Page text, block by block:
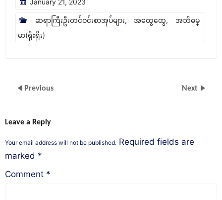
ဆရာကြီးဦးတင်ဝင်းစာအုပ်များ, အထွေထွေ, အဘိဓမ္
မာ(ရိုးရိုး)
Previous Next
Leave a Reply
Your email address will not be published. Required fields are
marked *
Comment *